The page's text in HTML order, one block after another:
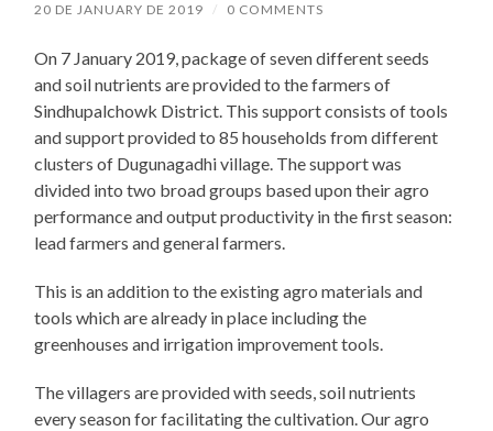
20 DE JANUARY DE 2019 / 0 COMMENTS
On 7 January 2019, package of seven different seeds
and soil nutrients are provided to the farmers of
Sindhupalchowk District. This support consists of tools
and support provided to 85 households from different
clusters of Dugunagadhi village. The support was
divided into two broad groups based upon their agro
performance and output productivity in the first season:
lead farmers and general farmers.
This is an addition to the existing agro materials and
tools which are already in place including the
greenhouses and irrigation improvement tools.
The villagers are provided with seeds, soil nutrients
every season for facilitating the cultivation. Our agro